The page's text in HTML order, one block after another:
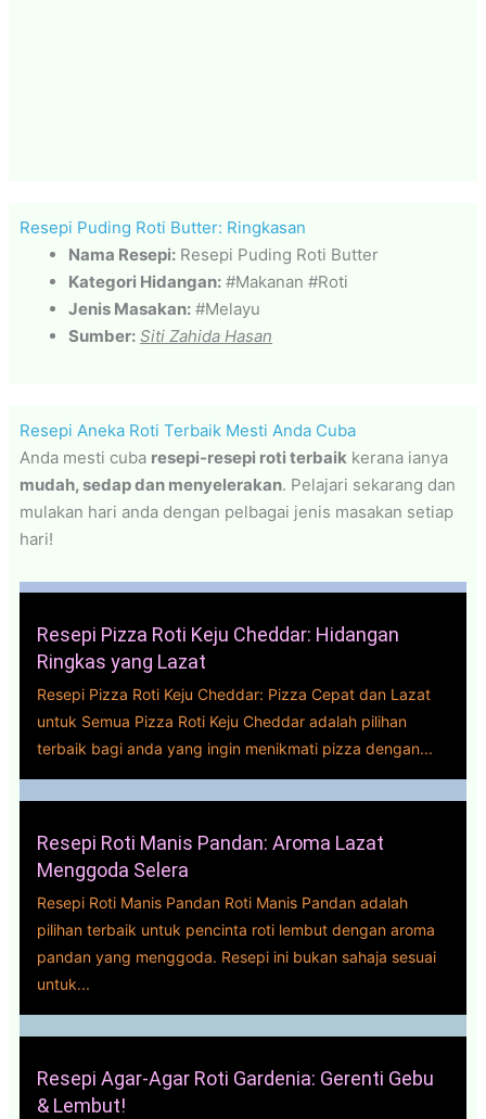
Resepi Puding Roti Butter: Ringkasan
Nama Resepi: Resepi Puding Roti Butter
Kategori Hidangan: #Makanan #Roti
Jenis Masakan: #Melayu
Sumber: Siti Zahida Hasan
Resepi Aneka Roti Terbaik Mesti Anda Cuba
Anda mesti cuba resepi-resepi roti terbaik kerana ianya
mudah, sedap dan menyelerakan. Pelajari sekarang dan
mulakan hari anda dengan pelbagai jenis masakan setiap
hari!
Resepi Pizza Roti Keju Cheddar: Hidangan
Ringkas yang Lazat
Resepi Pizza Roti Keju Cheddar: Pizza Cepat dan Lazat
untuk Semua Pizza Roti Keju Cheddar adalah pilihan
terbaik bagi anda yang ingin menikmati pizza dengan...
Resepi Roti Manis Pandan: Aroma Lazat
Menggoda Selera
Resepi Roti Manis Pandan Roti Manis Pandan adalah
pilihan terbaik untuk pencinta roti lembut dengan aroma
pandan yang menggoda. Resepi ini bukan sahaja sesuai
untuk...
Resepi Agar-Agar Roti Gardenia: Gerenti Gebu
& Lembut!